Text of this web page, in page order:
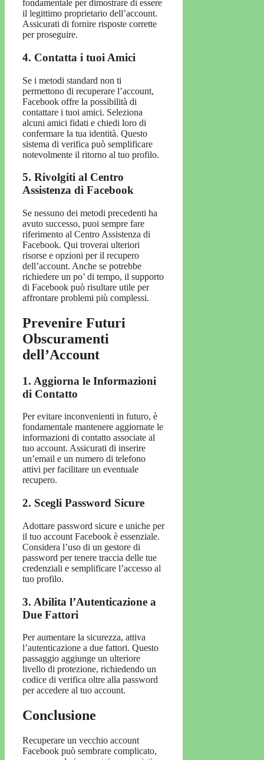
fondamentale per dimostrare di essere
il legittimo proprietario dell’account.
Assicurati di fornire risposte corrette
per proseguire.
4. Contatta i tuoi Amici
Se i metodi standard non ti
permettono di recuperare l’account,
Facebook offre la possibilità di
contattare i tuoi amici. Seleziona
alcuni amici fidati e chiedi loro di
confermare la tua identità. Questo
sistema di verifica può semplificare
notevolmente il ritorno al tuo profilo.
5. Rivolgiti al Centro
Assistenza di Facebook
Se nessuno dei metodi precedenti ha
avuto successo, puoi sempre fare
riferimento al Centro Assistenza di
Facebook. Qui troverai ulteriori
risorse e opzioni per il recupero
dell’account. Anche se potrebbe
richiedere un po’ di tempo, il supporto
di Facebook può risultare utile per
affrontare problemi più complessi.
Prevenire Futuri
Obscuramenti
dell’Account
1. Aggiorna le Informazioni
di Contatto
Per evitare inconvenienti in futuro, è
fondamentale mantenere aggiornate le
informazioni di contatto associate al
tuo account. Assicurati di inserire
un’email e un numero di telefono
attivi per facilitare un eventuale
recupero.
2. Scegli Password Sicure
Adottare password sicure e uniche per
il tuo account Facebook è essenziale.
Considera l’uso di un gestore di
password per tenere traccia delle tue
credenziali e semplificare l’accesso al
tuo profilo.
3. Abilita l’Autenticazione a
Due Fattori
Per aumentare la sicurezza, attiva
l’autenticazione a due fattori. Questo
passaggio aggiunge un ulteriore
livello di protezione, richiedendo un
codice di verifica oltre alla password
per accedere al tuo account.
Conclusione
Recuperare un vecchio account
Facebook può sembrare complicato,